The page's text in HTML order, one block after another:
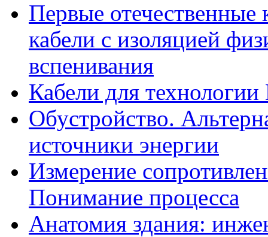
Первые отечественные
кабели с изоляцией
вспенивания
Кабели для
Обустройство.
источники энергии
Измерение
Понимание процесса
Анатомия здания: